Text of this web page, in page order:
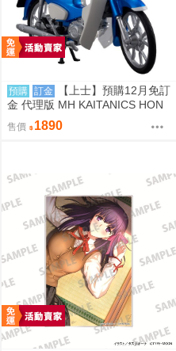
預購 訂金
【上士】預購12月免訂
金 代理版 MH KAITANICS HON
DA Super Cub 110 閃耀藍金屬色
0914
售價 1890